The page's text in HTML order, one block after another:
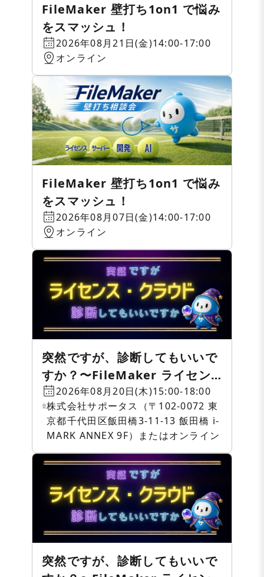
FileMaker 壁打ち1on1 で悩み
をスマッシュ！
2026年08月21日(金)14:00-17:00
オンライン
FileMaker 壁打ち1on1 で悩み
をスマッシュ！
2026年08月07日(金)14:00-17:00
オンライン
突然ですが、診断してもいいで
すか？〜FileMaker ライセン
ス・クラウド相談会〜
2026年08月20日(木)15:00-18:00
株式会社サポータス（〒102-0072 東
京都千代田区飯田橋3-11-13 飯田橋 i-
MARK ANNEX 9F）またはオンライン
突然ですが、診断してもいいで